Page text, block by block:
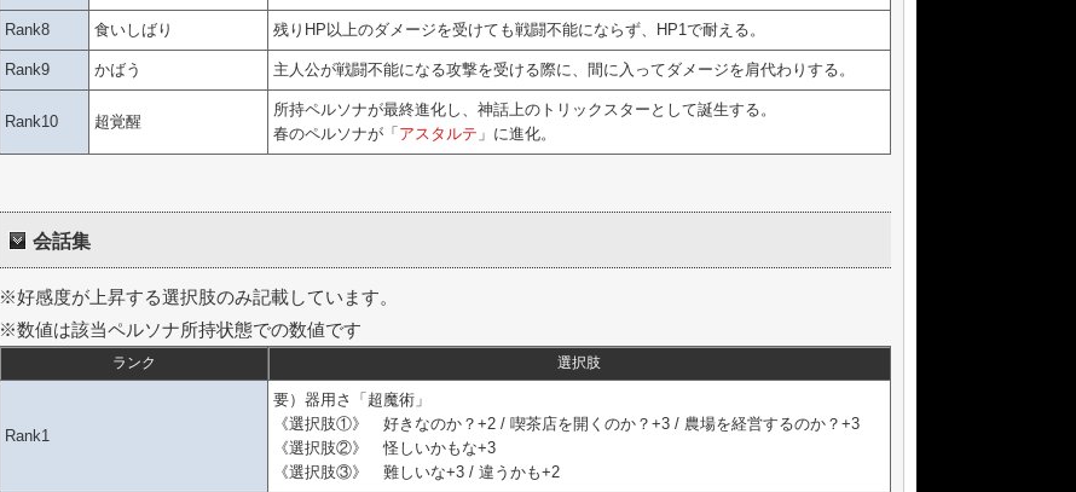
Rank8 食いしばり 残りHP以上のダメージを受けても戦闘不能にならず、HP1で耐える。
Rank9 かばう 主人公が戦闘不能になる攻撃を受ける際に、間に入ってダメージを肩代わりする。
Rank10 超覚醒
所持ペルソナが最終進化し、神話上のトリックスターとして誕生する。
春のペルソナが「 アスタルテ 」に進化。
会話集
※好感度が上昇する選択肢のみ記載しています。
※数値は該当ペルソナ所持状態での数値です
ランク 選択肢
Rank1
要）器用さ「超魔術」
《選択肢①》 好きなのか？+2 / 喫茶店を開くのか？+3 / 農場を経営するのか？+3
《選択肢②》 怪しいかもな+3
《選択肢③》 難しいな+3 / 違うかも+2